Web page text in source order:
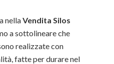
nellaVendita Silos
a sottolineare che
realizzate con
fatte per durare nel